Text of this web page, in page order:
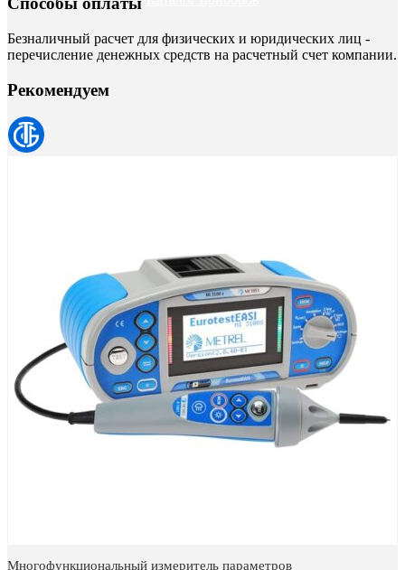
Безналичный расчет для физических и юридических лиц -
перечисление денежных средств на расчетный счет компании.
Рекомендуем
Многофункциональный измеритель параметров